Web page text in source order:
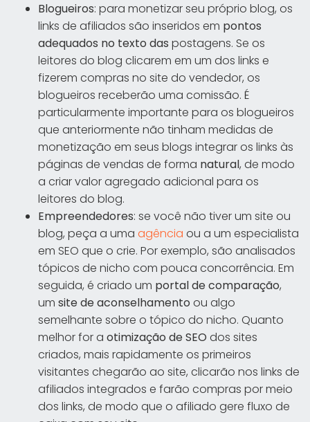
Blogueiros: para monetizar seu próprio blog, os
links de afiliados são inseridos em pontos
adequados no texto das postagens. Se os
leitores do blog clicarem em um dos links e
fizerem compras no site do vendedor, os
blogueiros receberão uma comissão. É
particularmente importante para os blogueiros
que anteriormente não tinham medidas de
monetização em seus blogs integrar os links às
páginas de vendas de forma natural, de modo
a criar valor agregado adicional para os
leitores do blog.
Empreendedores: se você não tiver um site ou
blog, peça a uma agência ou a um especialista
em SEO que o crie. Por exemplo, são analisados
tópicos de nicho com pouca concorrência. Em
seguida, é criado um portal de comparação,
um site de aconselhamento ou algo
semelhante sobre o tópico do nicho. Quanto
melhor for a otimização de SEO dos sites
criados, mais rapidamente os primeiros
visitantes chegarão ao site, clicarão nos links de
afiliados integrados e farão compras por meio
dos links, de modo que o afiliado gere fluxo de